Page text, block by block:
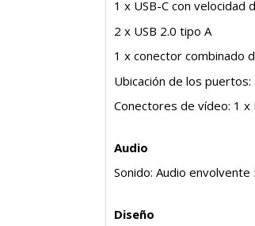
1 x USB-C con
2 x USB 2.0 tipo A
1 x conector combinado
Ubicación de los
Conectores de vídeo: 1
Audio
Sonido: Audio
Diseño